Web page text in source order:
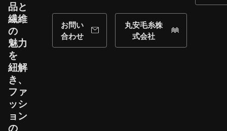
品と​
繊維
の​
魅力
を​
紐解
き、​
ファ
ッシ
ョン
の​
お問い
合わせ
丸安毛糸株
式会社